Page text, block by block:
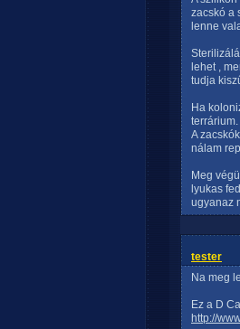
zacskó a
lenne
lehet ,
tudja
Ha
terrárium.
A
nálam
Meg
lyukas
ugyanaz
tester
Na meg
Ez a D
http://